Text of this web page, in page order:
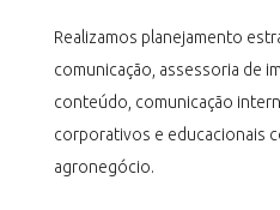
Realizamos planejamento
comunicação, assessoria de
conteúdo, comunicação
corporativos e educacionais
agronegócio.